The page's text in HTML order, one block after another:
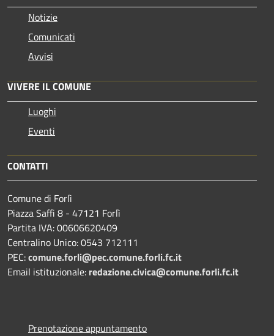
Notizie
Comunicati
Avvisi
VIVERE IL COMUNE
Luoghi
Eventi
CONTATTI
Comune di Forlì
Piazza Saffi 8 - 47121 Forlì
Partita IVA: 00606620409
Centralino Unico: 0543 712111
PEC:comune.forli@pec.comune.forli.fc.it
Email istituzionale: redazione.civica@comune.forli.fc.it
Prenotazione appuntamento